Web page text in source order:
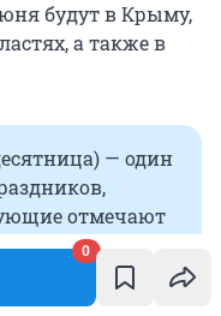
0
будут в Крыму,
а также в
— один
отмечают
году он
Новому Завету, в
Святой Дух,